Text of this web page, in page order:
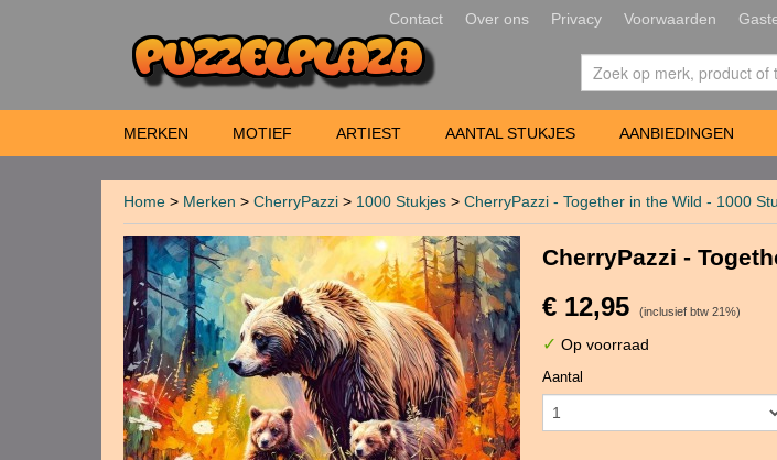
Contact Over ons Privacy Voorwaarden
MERKEN MOTIEF ARTIEST AANTAL STUKJES AANBIEDINGEN
Home > Merken > CherryPazzi > 1000 Stukjes > CherryPazzi - Together in the Wild - 1000
CherryPazzi -
€ 12,95 (inclusief btw 21%)
✓ Op voorraad
Aantal